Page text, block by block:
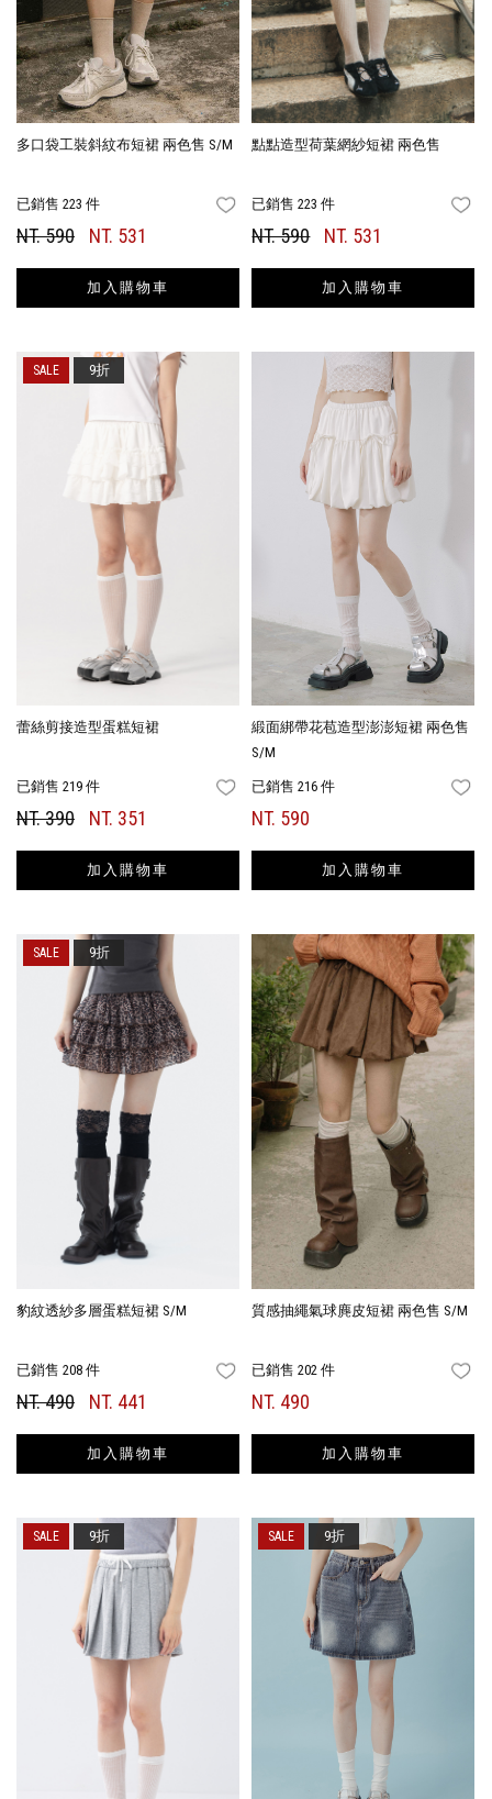
多口袋工裝斜紋布短裙 兩色售 S/M
已銷售 223 件 FAVORITES
NT. 590 NT. 531
加入購物車
點點造型荷葉網紗短裙 兩色售
已銷售 223 件
NT. 590 NT. 531
加入購物車
蕾絲剪接造型蛋糕短裙
已銷售 219 件 FAVORITES
NT. 390 NT. 351
加入購物車
9折
緞面綁帶花苞造型澎澎短裙 兩色售
S/M
已銷售 216 件
NT. 590
加入購物車
豹紋透紗多層蛋糕短裙 S/M
已銷售 208 件 FAVORITES
NT. 490 NT. 441
加入購物車
9折
質感抽繩氣球麂皮短裙 兩色售 S/M
已銷售 202 件
NT. 490
加入購物車
9折 9折